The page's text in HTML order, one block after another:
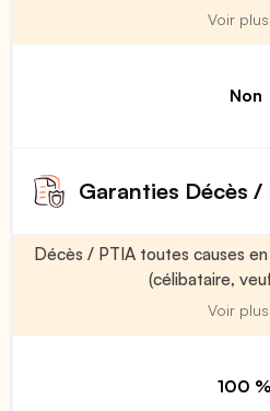
Voir plus
Non
Garanties Décès /
Décès / PTIA toutes causes
(célibataire,
Voir plus
100 %